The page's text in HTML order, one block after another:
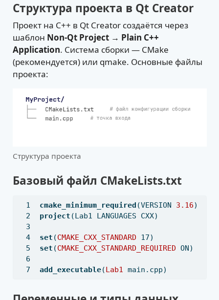
Структура проекта в Qt Creator
Проект на C++ в Qt Creator создаётся через
шаблон Non-Qt Project → Plain C++
Application. Система сборки — CMake
(рекомендуется) или qmake. Основные файлы
проекта:
Структура проекта
Базовый файл CMakeLists.txt
cmake_minimum_required (VERSION 3.16)
project (Lab1 LANGUAGES CXX)
set (CMAKE_CXX_STANDARD 17)
set (CMAKE_CXX_STANDARD_REQUIRED ON)
add_executable(Lab1 main.cpp)